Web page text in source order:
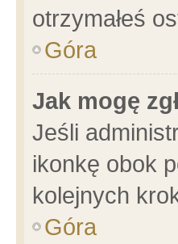
otrzymałeś
Góra
Jak mogę
Jeśli
ikonkę obok
kolejnych
Góra